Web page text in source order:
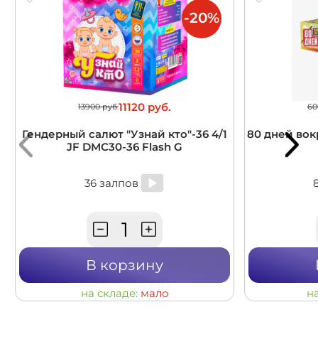
13900 руб.11120 руб.
Гендерный салют "Узнай кто"-36 4/1
JF DMC30-36 Flash G
36 залпов
В корзину
на складе: мало
-20%
80 дней